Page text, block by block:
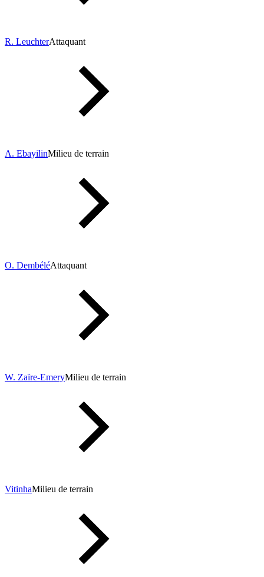
R. LeuchterAttaquant
A. EbayilinMilieu de terrain
O. DembéléAttaquant
W. Zaïre-EmeryMilieu de terrain
VitinhaMilieu de terrain